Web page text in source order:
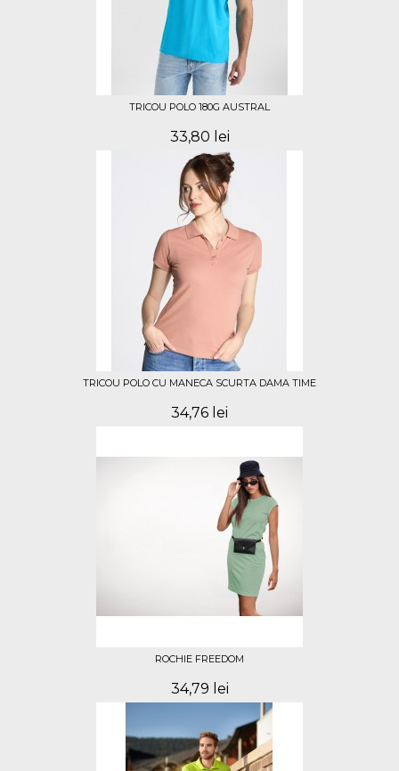
TRICOU POLO 180G AUSTRAL
33,80 lei
TRICOU POLO CU MANECA SCURTA DAMA TIME
34,76 lei
ROCHIE FREEDOM
34,79 lei